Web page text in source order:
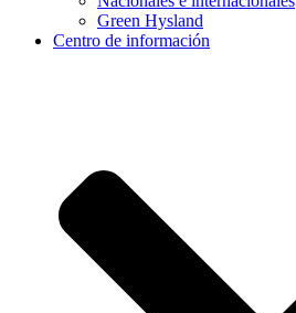
Green Hysland
Centro de información